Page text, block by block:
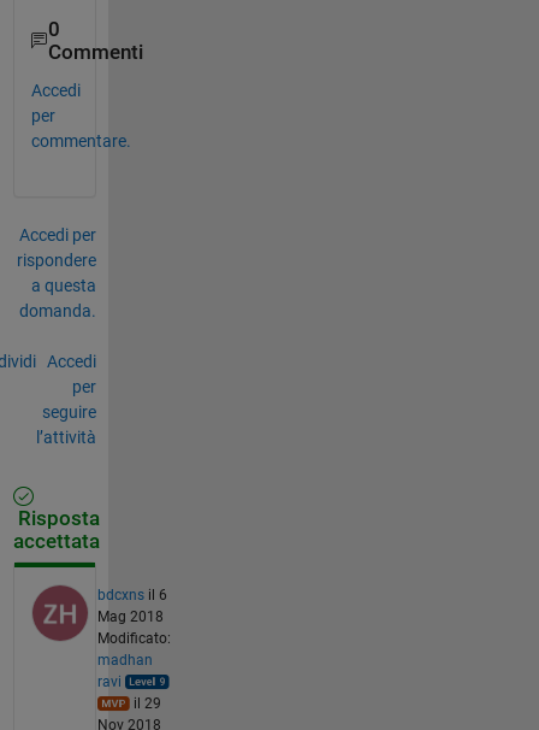
0
Commenti
Accedi
per
commentare.
Accedi per
rispondere
a questa
domanda.
Accedi
per
seguire
l’attività
Risposta
accettata
bdcxns il 6
Mag 2018
Modificato:
madhan
ravi
il 29
Nov 2018